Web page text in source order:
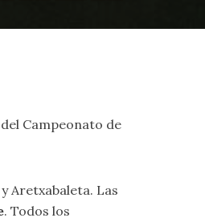
Campeonato de
Aretxabaleta. Las
. Todos los